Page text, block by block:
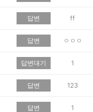
답변 ff
답변 ㅇㅇㅇ
답변대기 1
답변 123
답변 1